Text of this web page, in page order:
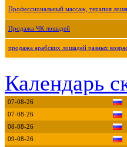
Профессиональный массаж, терапия
Продажа ЧК лошадей
продажа арабских лошадей разных
Календарь
07-08-26
07-08-26
08-08-26
09-08-26